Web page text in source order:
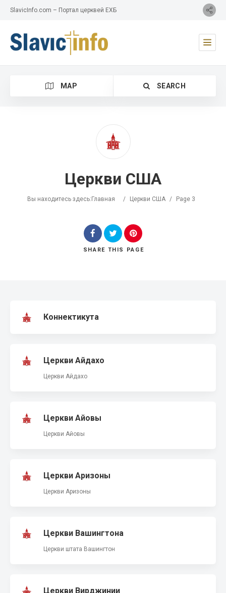
SlavicInfo.com – Портал церквей ЕХБ
MAP SEARCH
Церкви США
Вы находитесь здесь:Главная / Церкви США / Page 3
SHARE THIS PAGE
Коннектикута
Церкви Айдахо
Церкви Айдахо
Церкви Айовы
Церкви Айовы
Церкви Аризоны
Церкви Аризоны
Церкви Вашингтона
Церкви штата Вашингтон
Церкви Вирджинии